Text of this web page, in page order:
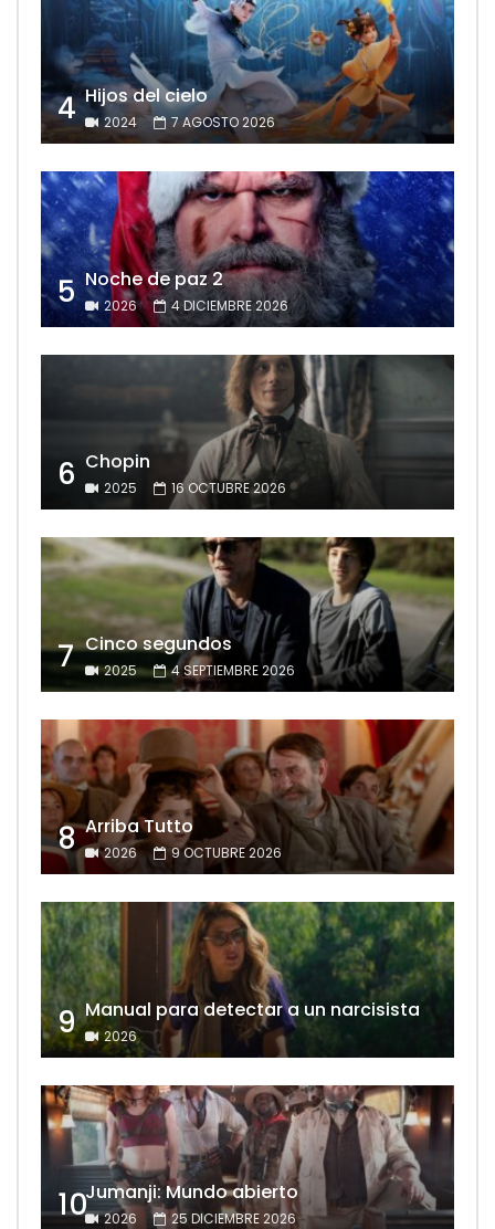
4 Hijos del cielo
2024 7 AGOSTO 2026
5 Noche de paz 2
2026 4 DICIEMBRE 2026
6 Chopin
2025 16 OCTUBRE 2026
7 Cinco segundos
2025 4 SEPTIEMBRE 2026
8 Arriba Tutto
2026 9 OCTUBRE 2026
9 Manual para detectar a un narcisista
2026
10Jumanji: Mundo abierto
2026 25 DICIEMBRE 2026